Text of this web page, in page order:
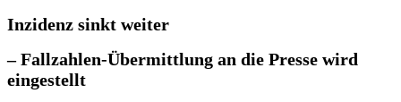
Inzidenz sinkt weiter
– Fallzahlen-Übermittlung an die Presse wird
eingestellt